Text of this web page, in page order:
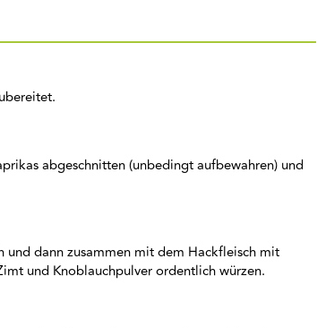
abgeschnitten (unbedingt aufbewahren) und
dann zusammen mit dem Hackfleisch mit
und Knoblauchpulver ordentlich würzen.